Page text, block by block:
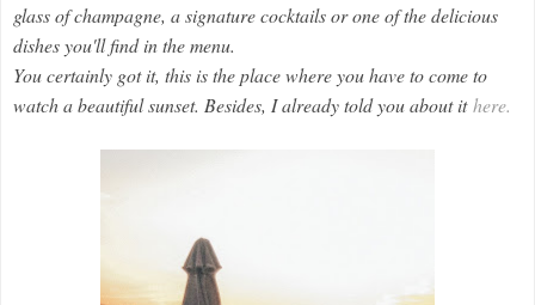
glass of champagne, a signature cocktails or one of the delicious
dishes you'll find in the menu.
You certainly got it, this is the place where you have to come to
watch a beautiful sunset. Besides, I already told you about ithere.